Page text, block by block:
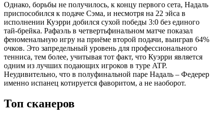
Однако, борьбы не получилось, к концу первого сета, Надаль
приспособился к подаче Сэма, и несмотря на 22 эйса в
исполнении Куэрри добился сухой победы 3:0 без единого
тай-брейка. Рафаэль в четвертьфинальном матче показал
феноменальную игру на приёме второй подачи, выиграв 64%
очков. Это запредельный уровень для профессионального
тенниса, тем более, учитывая тот факт, что Куэрри является
одним из лучших подающих игроков в туре ATP.
Неудивительно, что в полуфинальной паре Надаль – Федерер
именно испанец котируется фаворитом, а не наоборот.
Топ сканеров